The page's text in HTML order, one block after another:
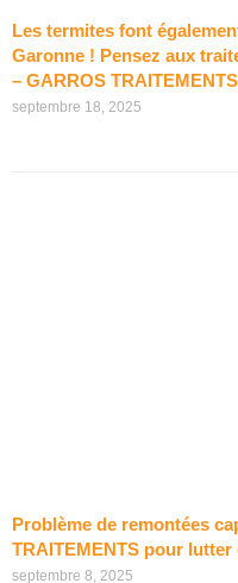
Les termites font
Garonne ! Pensez aux
– GARROS TRAITEMENTS
septembre 18, 2025
Problème de remontées
TRAITEMENTS pour lutter
septembre 8, 2025